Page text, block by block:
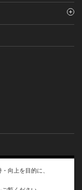
向上を目的に、